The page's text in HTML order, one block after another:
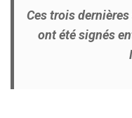
Ces trois
ont été signés